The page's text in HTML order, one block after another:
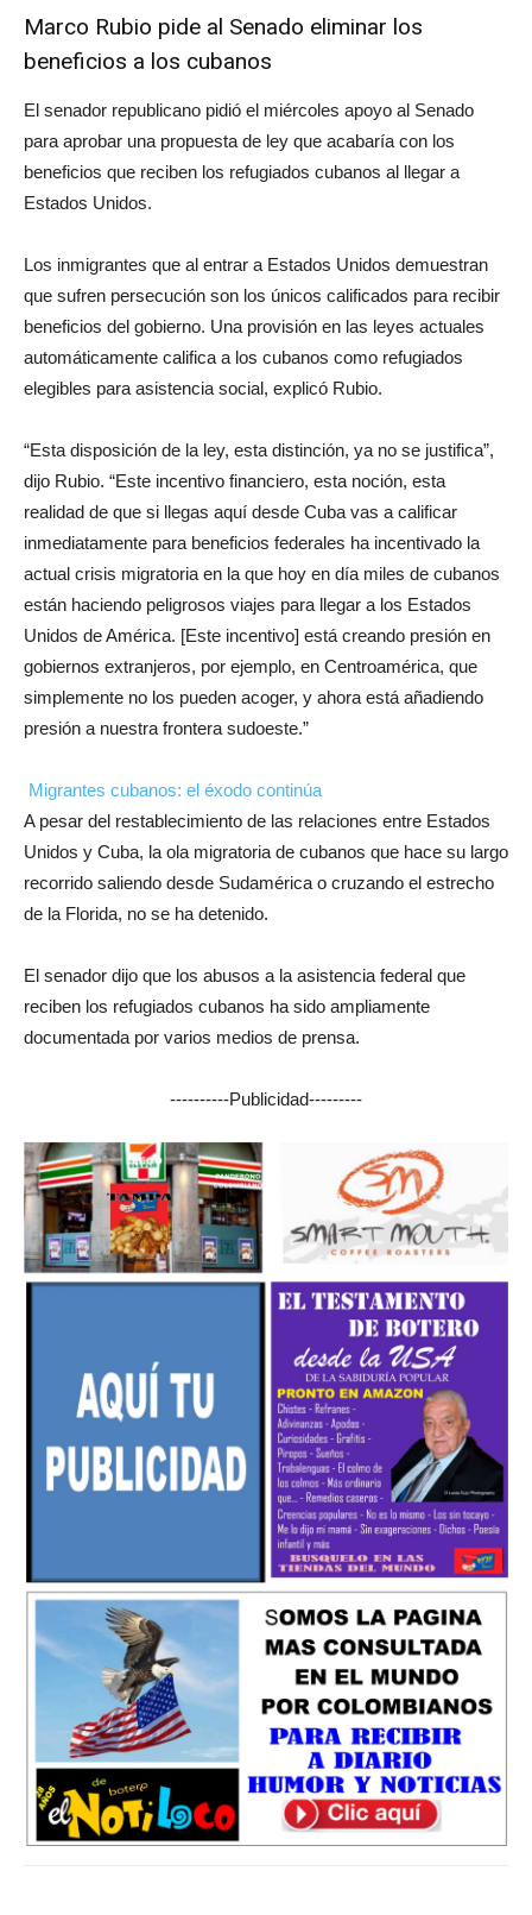
Marco Rubio pide al Senado eliminar los
beneficios a los cubanos
El senador republicano pidió el miércoles apoyo al Senado
para aprobar una propuesta de ley que acabaría con los
beneficios que reciben los refugiados cubanos al llegar a
Estados Unidos.
Los inmigrantes que al entrar a Estados Unidos demuestran
que sufren persecución son los únicos calificados para recibir
beneficios del gobierno. Una provisión en las leyes actuales
automáticamente califica a los cubanos como refugiados
elegibles para asistencia social, explicó Rubio.
“Esta disposición de la ley, esta distinción, ya no se justifica”,
dijo Rubio. “Este incentivo financiero, esta noción, esta
realidad de que si llegas aquí desde Cuba vas a calificar
inmediatamente para beneficios federales ha incentivado la
actual crisis migratoria en la que hoy en día miles de cubanos
están haciendo peligrosos viajes para llegar a los Estados
Unidos de América. [Este incentivo] está creando presión en
gobiernos extranjeros, por ejemplo, en Centroamérica, que
simplemente no los pueden acoger, y ahora está añadiendo
presión a nuestra frontera sudoeste.”
Migrantes cubanos: el éxodo continúa
A pesar del restablecimiento de las relaciones entre Estados
Unidos y Cuba, la ola migratoria de cubanos que hace su largo
recorrido saliendo desde Sudamérica o cruzando el estrecho
de la Florida, no se ha detenido.
El senador dijo que los abusos a la asistencia federal que
reciben los refugiados cubanos ha sido ampliamente
documentada por varios medios de prensa.
----------Publicidad---------